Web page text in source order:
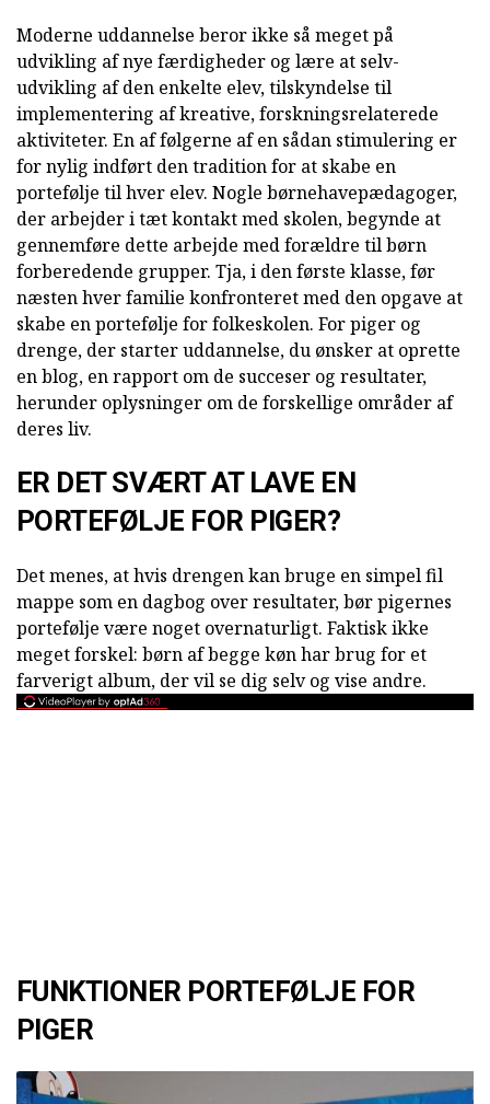
Moderne uddannelse beror ikke så meget på
udvikling af nye færdigheder og lære at selv-
udvikling af den enkelte elev, tilskyndelse til
implementering af kreative, forskningsrelaterede
aktiviteter. En af følgerne af en sådan stimulering er
for nylig indført den tradition for at skabe en
portefølje til hver elev. Nogle børnehavepædagoger,
der arbejder i tæt kontakt med skolen, begynde at
gennemføre dette arbejde med forældre til børn
forberedende grupper. Tja, i den første klasse, før
næsten hver familie konfronteret med den opgave at
skabe en portefølje for folkeskolen. For piger og
drenge, der starter uddannelse, du ønsker at oprette
en blog, en rapport om de succeser og resultater,
herunder oplysninger om de forskellige områder af
deres liv.
ER DET SVÆRT AT LAVE EN
PORTEFØLJE FOR PIGER?
Det menes, at hvis drengen kan bruge en simpel fil
mappe som en dagbog over resultater, bør pigernes
portefølje være noget overnaturligt. Faktisk ikke
meget forskel: børn af begge køn har brug for et
farverigt album, der vil se dig selv og vise andre.
FUNKTIONER PORTEFØLJE FOR
PIGER